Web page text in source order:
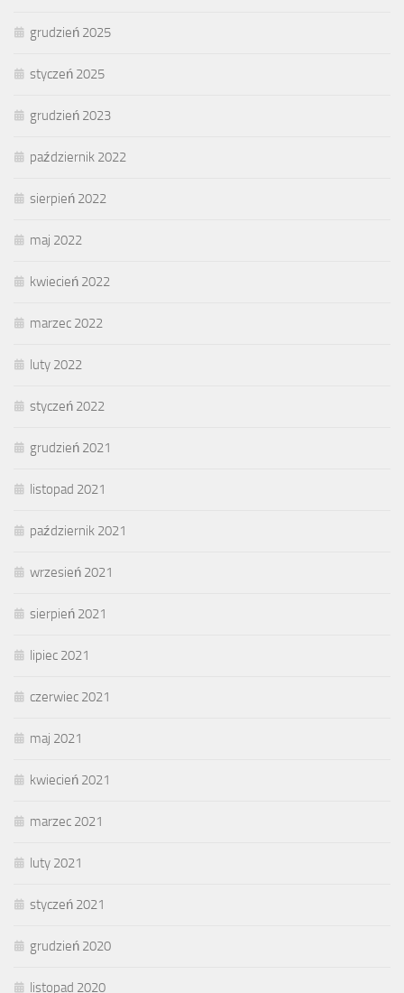
grudzień 2025
styczeń 2025
grudzień 2023
październik 2022
sierpień 2022
maj 2022
kwiecień 2022
marzec 2022
luty 2022
styczeń 2022
grudzień 2021
listopad 2021
październik 2021
wrzesień 2021
sierpień 2021
lipiec 2021
czerwiec 2021
maj 2021
kwiecień 2021
marzec 2021
luty 2021
styczeń 2021
grudzień 2020
listopad 2020